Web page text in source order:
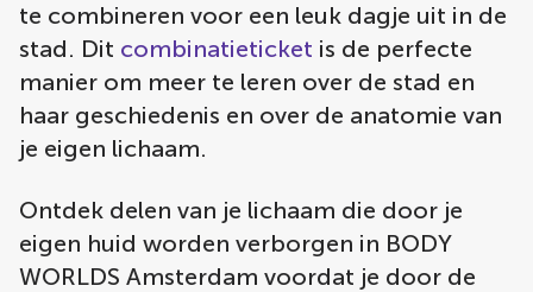
te combineren voor een leuk dagje uit in de
stad. Dit combinatieticket is de perfecte
manier om meer te leren over de stad en
haar geschiedenis en over de anatomie van
je eigen lichaam.
Ontdek delen van je lichaam die door je
eigen huid worden verborgen in BODY
WORLDS Amsterdam voordat je door de